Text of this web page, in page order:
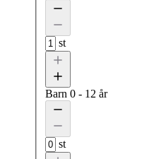
st
Barn 0 - 12 år
st